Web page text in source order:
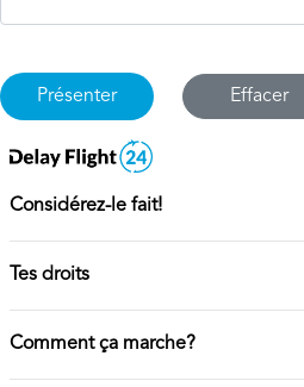
Effacer
Considérez-le fait!
Tes droits
Comment ça marche?